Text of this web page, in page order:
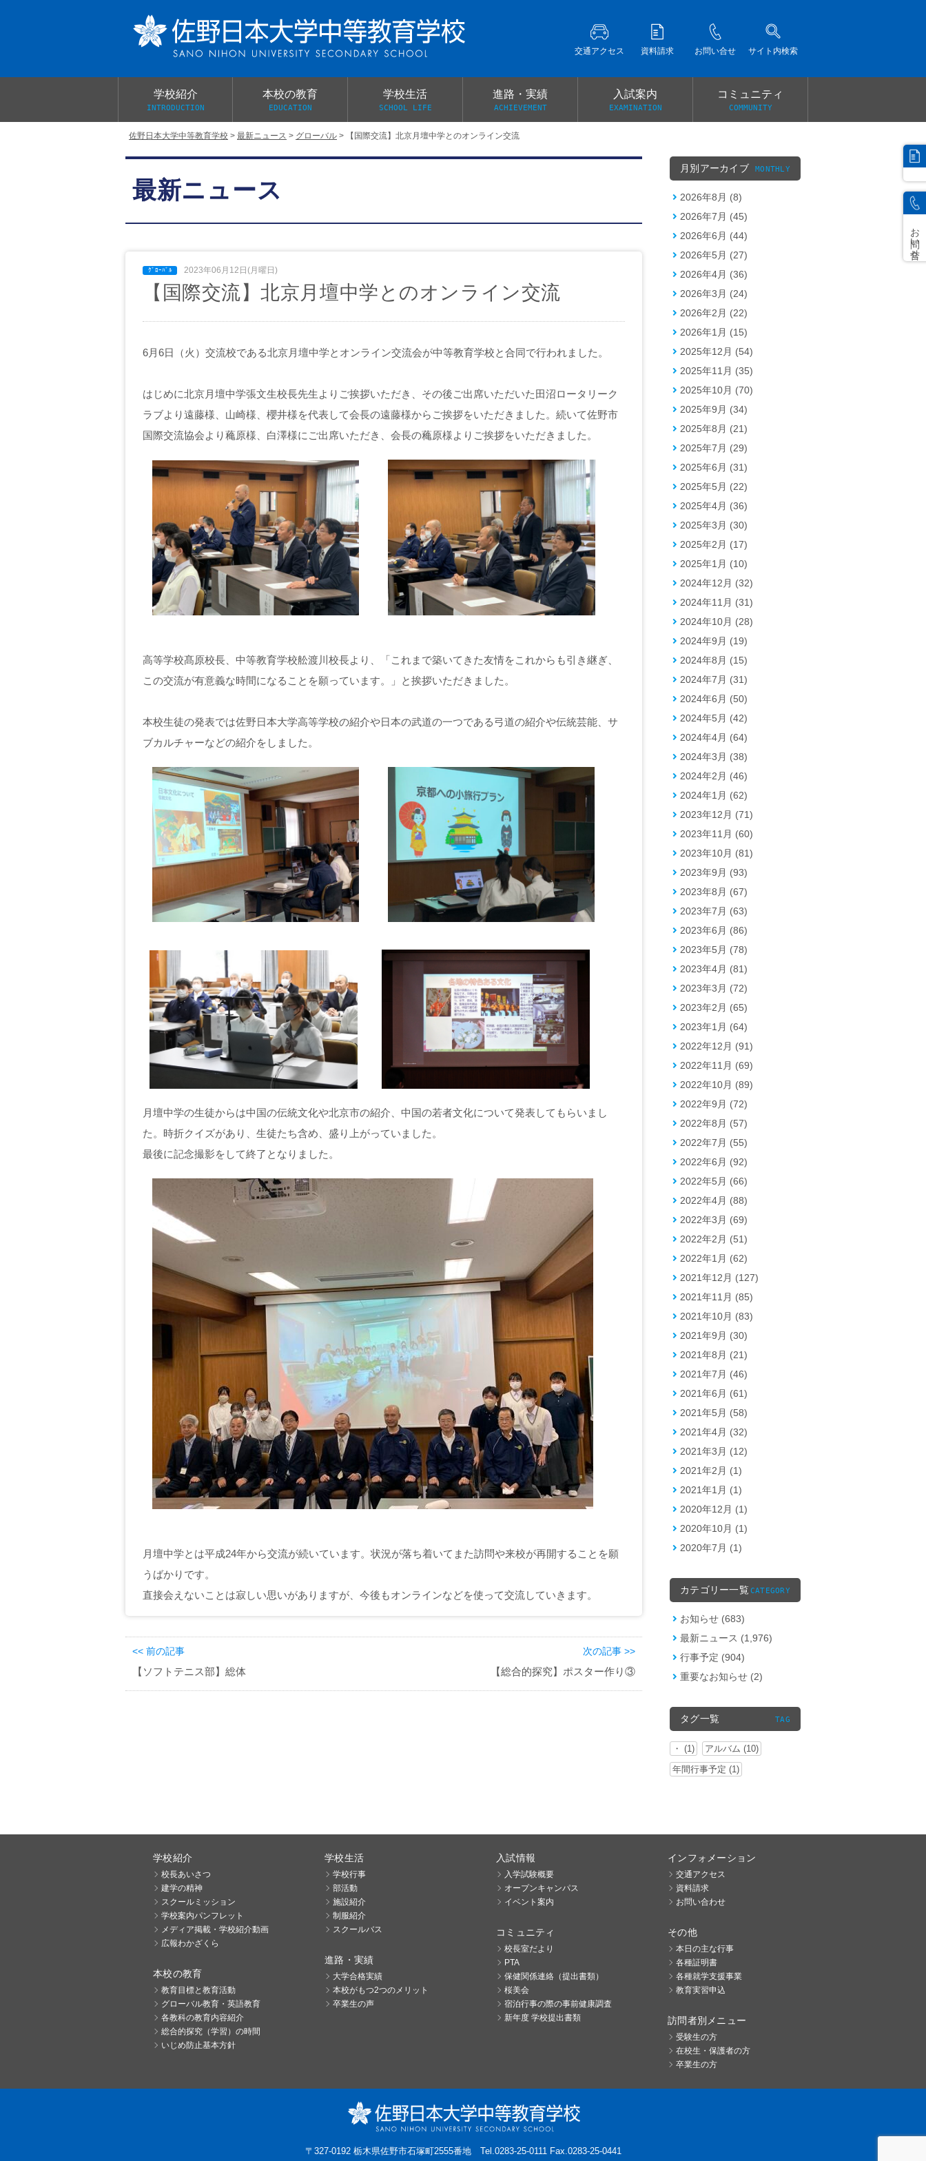
お問い合せ
交通アクセス 資料請求 お問い合せ サイト内検索
佐野日本大学中等教育学校 > 最新ニュース > グローバル > 【国際交流】北京月壇中学とのオンライン交流
学校紹介
INTRODUCTION
学校案内パンフレット
本校の教育
EDUCATION
総合的探究（学習）の時間
学校生活
SCHOOL LIFE
制服紹介
進路・実績
ACHIEVEMENT
入試案内
EXAMINATION
コミュニティ
COMMUNITY
桜美会
最新ニュース
2023年06月12日(月曜日)
【国際交流】北京月壇中学とのオンライン交流
6月6日（火）交流校である北京月壇中学とオンライン交流会が中等教育学校と合同で行われました。
はじめに北京月壇中学張文生校長先生よりご挨拶いただき、その後ご出席いただいた田沼ロータリーク
ラブより遠藤様、山崎様、櫻井様を代表して会長の遠藤様からご挨拶をいただきました。続いて佐野市
国際交流協会より蘒原様、白澤様にご出席いただき、会長の蘒原様よりご挨拶をいただきました。
高等学校髙原校長、中等教育学校舩渡川校長より、「これまで築いてきた友情をこれからも引き継ぎ、
この交流が有意義な時間になることを願っています。」と挨拶いただきました。
本校生徒の発表では佐野日本大学高等学校の紹介や日本の武道の一つである弓道の紹介や伝統芸能、サ
ブカルチャーなどの紹介をしました。
月壇中学の生徒からは中国の伝統文化や北京市の紹介、中国の若者文化について発表してもらいまし
た。時折クイズがあり、生徒たち含め、盛り上がっていました。
最後に記念撮影をして終了となりました。
月壇中学とは平成24年から交流が続いています。状況が落ち着いてまた訪問や来校が再開することを願
うばかりです。
直接会えないことは寂しい思いがありますが、今後もオンラインなどを使って交流していきます。
<< 前の記事
【ソフトテニス部】総体
次の記事 >>
【総合的探究】ポスター作り③
月別アーカイブ MONTHLY
2026年8月 (8)
2026年7月 (45)
2026年6月 (44)
2026年5月 (27)
2026年4月 (36)
2026年3月 (24)
2026年2月 (22)
2026年1月 (15)
2025年12月 (54)
2025年11月 (35)
2025年10月 (70)
2025年9月 (34)
2025年8月 (21)
2025年7月 (29)
2025年6月 (31)
2025年5月 (22)
2025年4月 (36)
2025年3月 (30)
2025年2月 (17)
2025年1月 (10)
2024年12月 (32)
2024年11月 (31)
2024年10月 (28)
2024年9月 (19)
2024年8月 (15)
2024年7月 (31)
2024年6月 (50)
2024年5月 (42)
2024年4月 (64)
2024年3月 (38)
2024年2月 (46)
2024年1月 (62)
2023年12月 (71)
2023年11月 (60)
2023年10月 (81)
2023年9月 (93)
2023年8月 (67)
2023年7月 (63)
2023年6月 (86)
2023年5月 (78)
2023年4月 (81)
2023年3月 (72)
2023年2月 (65)
2023年1月 (64)
2022年12月 (91)
2022年11月 (69)
2022年10月 (89)
2022年9月 (72)
2022年8月 (57)
2022年7月 (55)
2022年6月 (92)
2022年5月 (66)
2022年4月 (88)
2022年3月 (69)
2022年2月 (51)
2022年1月 (62)
2021年12月 (127)
2021年11月 (85)
2021年10月 (83)
2021年9月 (30)
2021年8月 (21)
2021年7月 (46)
2021年6月 (61)
2021年5月 (58)
2021年4月 (32)
2021年3月 (12)
2021年2月 (1)
2021年1月 (1)
2020年12月 (1)
2020年10月 (1)
2020年7月 (1)
カテゴリー一覧 CATEGORY
お知らせ (683)
最新ニュース (1,976)
行事予定 (904)
重要なお知らせ (2)
タグ一覧 TAG
・ (1)
アルバム (10)
年間行事予定 (1)
学校紹介
校長あいさつ
建学の精神
スクールミッション
学校案内パンフレット
メディア掲載・学校紹介動画
広報わかざくら
本校の教育
教育目標と教育活動
グローバル教育・英語教育
各教科の教育内容紹介
総合的探究（学習）の時間
いじめ防止基本方針
学校生活
学校行事
部活動
施設紹介
制服紹介
スクールバス
進路・実績
大学合格実績
本校がもつ2つのメリット
卒業生の声
入試情報
入学試験概要
オープンキャンパス
イベント案内
コミュニティ
校長室だより
PTA
保健関係連絡（提出書類）
桜美会
宿泊行事の際の事前健康調査
新年度 学校提出書類
インフォメーション
交通アクセス
資料請求
お問い合わせ
その他
本日の主な行事
各種証明書
各種就学支援事業
教育実習申込
訪問者別メニュー
受験生の方
在校生・保護者の方
卒業生の方
〒327-0192 栃木県佐野市石塚町2555番地 Tel.0283-25-0111 Fax.0283-25-0441